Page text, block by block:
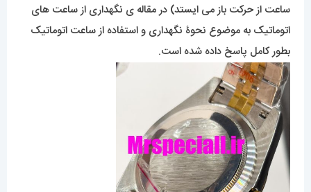
ساعت از حرکت باز می ایستد) در مقاله ی نگهداری از ساعت های
اتوماتیک به موضوع نحوۀ نگهداری و استفاده از ساعت اتوماتیک
بطور کامل پاسخ داده شده است.